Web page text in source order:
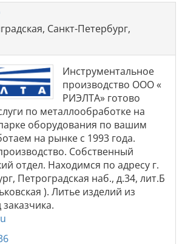
Санкт-Петербург,
Инструментальное
производство ООО «
РИЭЛТА» готово
по металлообработке на
оборудования по вашим
на рынке с 1993 года.
Собственный
отдел. Находимся по адресу г.
Петроградская наб., д.34, лит.Б
). Литье изделий из